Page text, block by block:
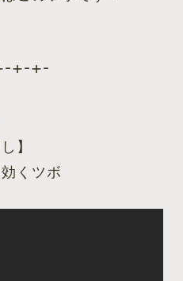
+-+-
】
効くツボ